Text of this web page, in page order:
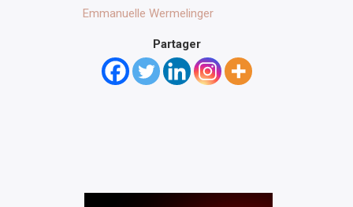
Emmanuelle Wermelinger
Partager